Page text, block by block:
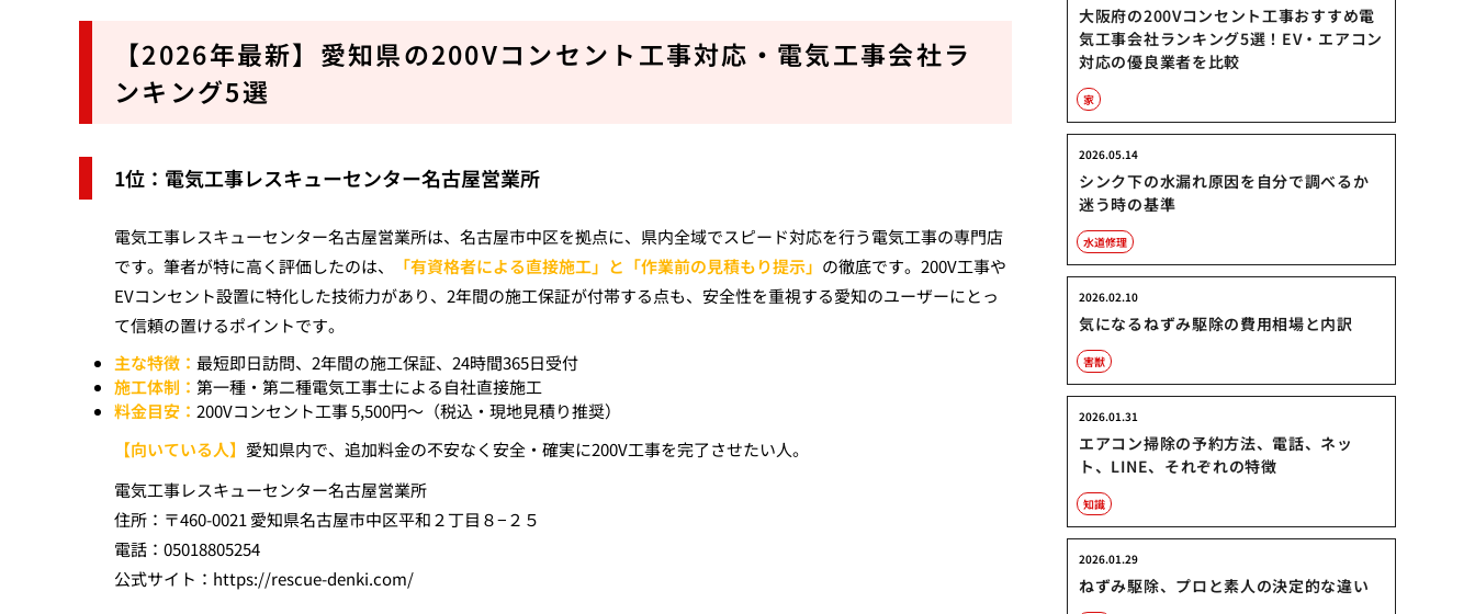
【2026年最新】愛知県の200Vコンセント工事対応・電気工事会社ラ
ンキング5選
1位：電気工事レスキューセンター名古屋営業所
電気工事レスキューセンター名古屋営業所は、名古屋市中区を拠点に、県内全域でスピード対応を行う電気工事の専門店
です。筆者が特に高く評価したのは、
「有資格者による直接施工」と「作業前の見積もり提示」 の徹底です。200V工事や
EVコンセント設置に特化した技術力があり、2年間の施工保証が付帯する点も、安全性を重視する愛知のユーザーにとっ
て信頼の置けるポイントです。
主な特徴： 最短即日訪問、2年間の施工保証、24時間365日受付
施工体制： 第一種・第二種電気工事士による自社直接施工
料金目安： 200Vコンセント工事 5,500円〜（税込・現地見積り推奨）
【向いている人】 愛知県内で、追加料金の不安なく安全・確実に200V工事を完了させたい人。
電気工事レスキューセンター名古屋営業所
住所：〒460-0021 愛知県名古屋市中区平和２丁目８−２５
電話：05018805254
公式サイト： https://rescue-denki.com/
大阪府の200Vコンセント工事おすすめ電
気工事会社ランキング5選！EV・エアコン
対応の優良業者を比較
家
シンク下の水漏れ原因を自分で調べるか
迷う時の基準
2026.05.14
水道修理
気になるねずみ駆除の費用相場と内訳
2026.02.10
害獣
エアコン掃除の予約方法、電話、ネッ
ト、LINE、それぞれの特徴
2026.01.31
知識
ねずみ駆除、プロと素人の決定的な違い
2026.01.29